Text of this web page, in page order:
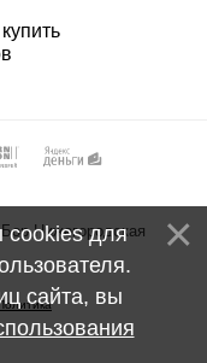
Нижегородская
cookies для
сайта, вы